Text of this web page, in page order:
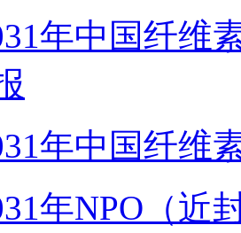
年中国纤维
年中国纤维
年NPO（近